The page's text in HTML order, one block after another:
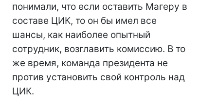
понимали, что если оставить Магеру в
составе ЦИК, то он бы имел все
шансы, как наиболее опытный
сотрудник, возглавить комиссию. В то
же время, команда президента не
против установить свой контроль над
ЦИК.